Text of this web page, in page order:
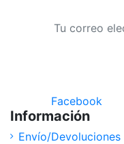
Facebook
Información
Envío/Devoluciones